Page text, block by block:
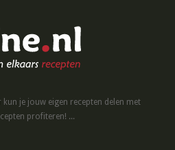
kun je jouw eigen recepten delen met
profiteren! ...